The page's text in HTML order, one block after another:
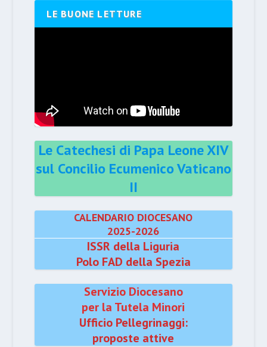
LE BUONE LETTURE
Le Catechesi di Papa Leone XIV
sul Concilio Ecumenico Vaticano
II
CALENDARIO DIOCESANO
2025-2026
ISSR della Liguria
Polo FAD della Spezia
Servizio Diocesano
per la Tutela Minori
Ufficio Pellegrinaggi:
proposte attive